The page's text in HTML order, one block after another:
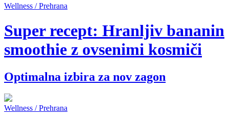
Wellness / Prehrana
Super recept: Hranljiv bananin
smoothie z ovsenimi kosmiči
Optimalna izbira za nov zagon
Wellness / Prehrana